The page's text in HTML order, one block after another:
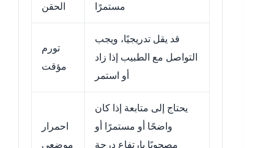
الحقن
مستمرًا
تورم
مؤقت
قد يقل تدريجيًا، ويجب
التواصل مع الطبيب إذا زاد
أو استمر
احمرار
موضعي
يحتاج إلى متابعة إذا كان
واضحًا أو مستمرًا أو
مصحوبًا بارتفاع درجة